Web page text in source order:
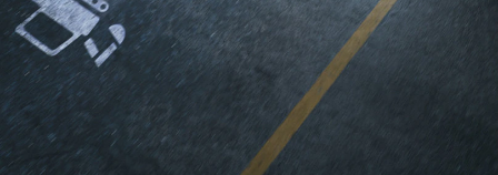
Configurador
Test drive
Showroom
Online
Coupés